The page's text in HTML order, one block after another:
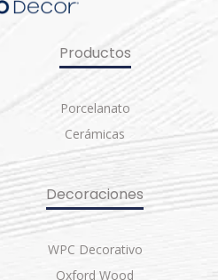
Productos
Porcelanato
Cerámicas
Decoraciones
WPC Decorativo
Oxford Wood